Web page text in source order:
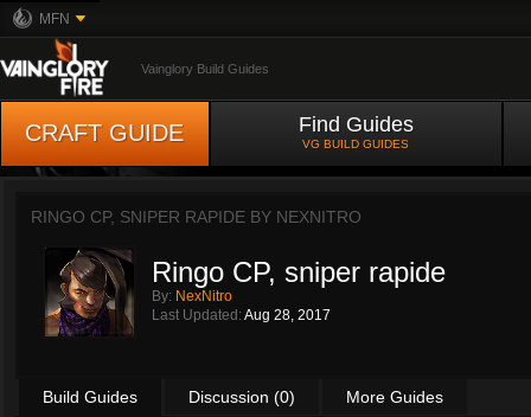
MFN
Vainglory Build Guides
CRAFT GUIDE Find Guides
VG BUILD GUIDES
RINGO CP, SNIPER RAPIDE BY NEXNITRO
Ringo CP, sniper rapide
By: NexNitro
Last Updated: Aug 28, 2017
Build Guides Discussion (0) More Guides